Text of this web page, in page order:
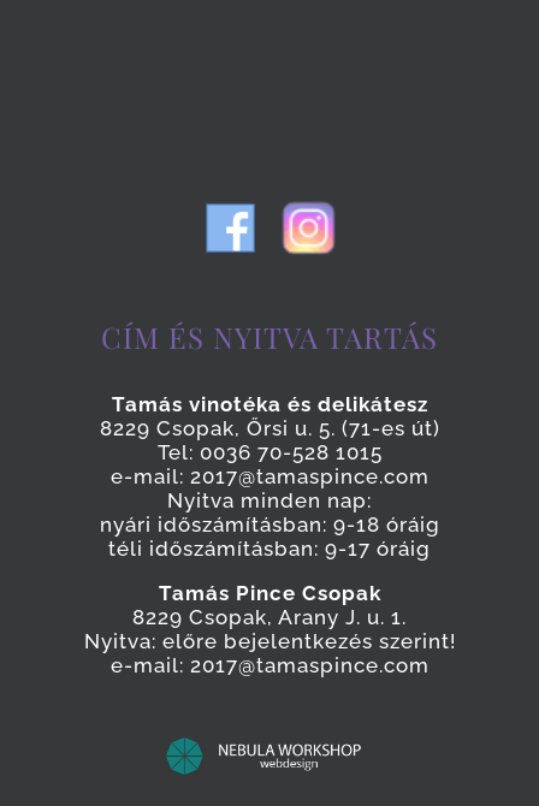
CÍM ÉS NYITVA TARTÁS
Tamás vinotéka és delikátesz
8229 Csopak, Őrsi u. 5. (71-es út)
Tel: 0036 70-528 1015
e-mail: 2017@tamaspince.com
Nyitva minden nap:
nyári időszámításban: 9-18 óráig
téli időszámításban: 9-17 óráig
Tamás Pince Csopak
8229 Csopak, Arany J. u. 1.
Nyitva: előre bejelentkezés szerint!
e-mail: 2017@tamaspince.com